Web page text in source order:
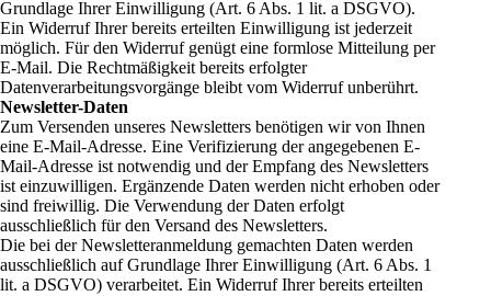
Grundlage Ihrer Einwilligung (Art. 6 Abs. 1 lit. a DSGVO).
Ein Widerruf Ihrer bereits erteilten Einwilligung ist jederzeit
möglich. Für den Widerruf genügt eine formlose Mitteilung per
E-Mail. Die Rechtmäßigkeit bereits erfolgter
Datenverarbeitungsvorgänge bleibt vom Widerruf unberührt.
Newsletter-Daten
Zum Versenden unseres Newsletters benötigen wir von Ihnen
eine E-Mail-Adresse. Eine Verifizierung der angegebenen E-
Mail-Adresse ist notwendig und der Empfang des Newsletters
ist einzuwilligen. Ergänzende Daten werden nicht erhoben oder
sind freiwillig. Die Verwendung der Daten erfolgt
ausschließlich für den Versand des Newsletters.
Die bei der Newsletteranmeldung gemachten Daten werden
ausschließlich auf Grundlage Ihrer Einwilligung (Art. 6 Abs. 1
lit. a DSGVO) verarbeitet. Ein Widerruf Ihrer bereits erteilten